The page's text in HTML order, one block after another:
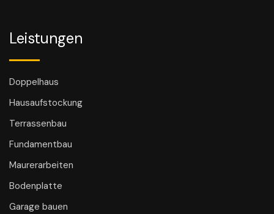
Leistungen
Doppelhaus
Hausaufstockung
Terrassenbau
Fundamentbau
Maurerarbeiten
Bodenplatte
Garage bauen